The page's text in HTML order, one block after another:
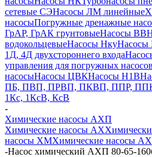
сетевые СЭНасосы ЛМ линейные
насосыПогружные дренажные
ГрАР, ГрАК грунтовыеНасосы
водокольцевыеНасосы Нку
1Д, 4Д двухстороннего входа
управления для погружных насосов
насосыНасосы ЦВКНасосы Н1В
ПБ, ПВП, ПРВП, ПКВП, ППР,
1Кс, 1КсВ, КсВ
-
Химические насосы АХП
Химические насосы AX
насосы XМХимические насосы
-Насос химический АХП 80-65-